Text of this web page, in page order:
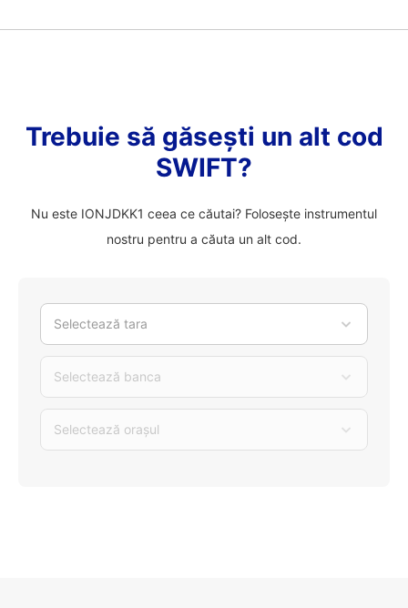
Trebuie să găsești un alt cod
SWIFT?
Nu este IONJDKK1 ceea ce căutai? Folosește instrumentul
nostru pentru a căuta un alt cod.
Selectează tara
Selectează banca
Selectează orașul